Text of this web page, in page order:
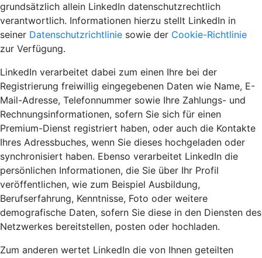
grundsätzlich allein LinkedIn datenschutzrechtlich
verantwortlich. Informationen hierzu stellt LinkedIn in
seiner Datenschutzrichtlinie sowie der Cookie-Richtlinie
zur Verfügung.
LinkedIn verarbeitet dabei zum einen Ihre bei der
Registrierung freiwillig eingegebenen Daten wie Name, E-
Mail-Adresse, Telefonnummer sowie Ihre Zahlungs- und
Rechnungsinformationen, sofern Sie sich für einen
Premium-Dienst registriert haben, oder auch die Kontakte
Ihres Adressbuches, wenn Sie dieses hochgeladen oder
synchronisiert haben. Ebenso verarbeitet LinkedIn die
persönlichen Informationen, die Sie über Ihr Profil
veröffentlichen, wie zum Beispiel Ausbildung,
Berufserfahrung, Kenntnisse, Foto oder weitere
demografische Daten, sofern Sie diese in den Diensten des
Netzwerkes bereitstellen, posten oder hochladen.
Zum anderen wertet LinkedIn die von Ihnen geteilten